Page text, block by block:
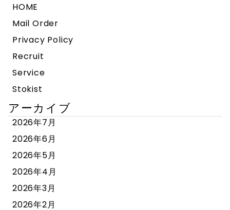
HOME
Mail Order
Privacy Policy
Recruit
Service
Stokist
アーカイブ
2026年7月
2026年6月
2026年5月
2026年4月
2026年3月
2026年2月